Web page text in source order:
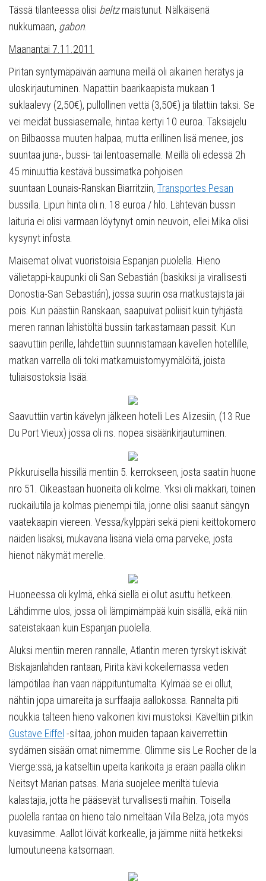
Tässä tilanteessa olisi beltzmaistunut. Nälkäisenä
nukkumaan, gabon.
Maanantai 7.11.2011
Piritan syntymäpäivän aamuna meillä oli aikainen herätys ja
uloskirjautuminen. Napattiin baarikaapista mukaan 1
suklaalevy (2,50€), pullollinen vettä (3,50€) ja tilattiin taksi. Se
vei meidät bussiasemalle, hintaa kertyi 10 euroa. Taksiajelu
on Bilbaossa muuten halpaa, mutta erillinen lisä menee, jos
suuntaa juna-, bussi- tai lentoasemalle. Meillä oli edessä 2h
45 minuuttia kestävä bussimatka pohjoisen
suuntaan Lounais-Ranskan Biarritziin, Transportes Pesan
bussilla. Lipun hinta oli n. 18 euroa / hlö. Lähtevän bussin
laituria ei olisi varmaan löytynyt omin neuvoin, ellei Mika olisi
kysynyt infosta.
Maisemat olivat vuoristoisia Espanjan puolella. Hieno
välietappi-kaupunki oli San Sebastián (baskiksi ja virallisesti
Donostia-San Sebastián), jossa suurin osa matkustajista jäi
pois. Kun päästiin Ranskaan, saapuivat poliisit kuin tyhjästä
meren rannan lähistöltä bussiin tarkastamaan passit. Kun
saavuttiin perille, lähdettiin suunnistamaan kävellen hotellille,
matkan varrella oli toki matkamuistomyymälöitä, joista
tuliaisostoksia lisää.
Saavuttiin vartin kävelyn jälkeen hotelli Les Alizesiin, (13 Rue
Du Port Vieux) jossa oli ns. nopea sisäänkirjautuminen.
Pikkuruisella hissillä mentiin 5. kerrokseen, josta saatiin huone
nro 51. Oikeastaan huoneita oli kolme. Yksi oli makkari, toinen
ruokailutila ja kolmas pienempi tila, jonne olisi saanut sängyn
vaatekaapin viereen. Vessa/kylppäri sekä pieni keittokomero
näiden lisäksi, mukavana lisänä vielä oma parveke, josta
hienot näkymät merelle.
Huoneessa oli kylmä, ehkä siellä ei ollut asuttu hetkeen.
Lähdimme ulos, jossa oli lämpimämpää kuin sisällä, eikä niin
sateistakaan kuin Espanjan puolella.
Aluksi mentiin meren rannalle, Atlantin meren tyrskyt iskivät
Biskajanlahden rantaan, Pirita kävi kokeilemassa veden
lämpötilaa ihan vaan näppituntumalta. Kylmää se ei ollut,
nähtiin jopa uimareita ja surffaajia aallokossa. Rannalta piti
noukkia talteen hieno valkoinen kivi muistoksi. Käveltiin pitkin
Gustave Eiffel -siltaa, johon muiden tapaan kaiverrettiin
sydämen sisään omat nimemme. Olimme siis Le Rocher de la
Vierge:ssä, ja katseltiin upeita karikoita ja erään päällä olikin
Neitsyt Marian patsas. Maria suojelee meriltä tulevia
kalastajia, jotta he pääsevät turvallisesti maihin. Toisella
puolella rantaa on hieno talo nimeltään Villa Belza, jota myös
kuvasimme. Aallot löivät korkealle, ja jäimme niitä hetkeksi
lumoutuneena katsomaan.